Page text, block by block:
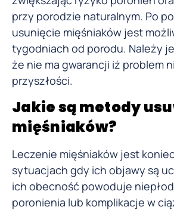
przy porodzie naturalnym. Po
usunięcie mięśniaków jest
tygodniach od porodu. Należy
że nie ma gwarancji iż problem
przyszłości.
Jakie są metody
mięśniaków?
Leczenie mięśniaków jest
sytuacjach gdy ich objawy są
ich obecność powoduje
poronienia lub komplikacje w